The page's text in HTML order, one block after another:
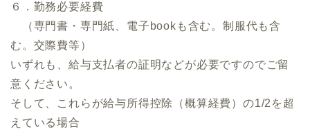
６．勤務必要経費
（専門書・専門紙、電子bookも含む。制服代も含
む。交際費等）
いずれも、給与支払者の証明などが必要ですのでご留
意ください。
そして、これらが給与所得控除（概算経費）の1/2を超
えている場合